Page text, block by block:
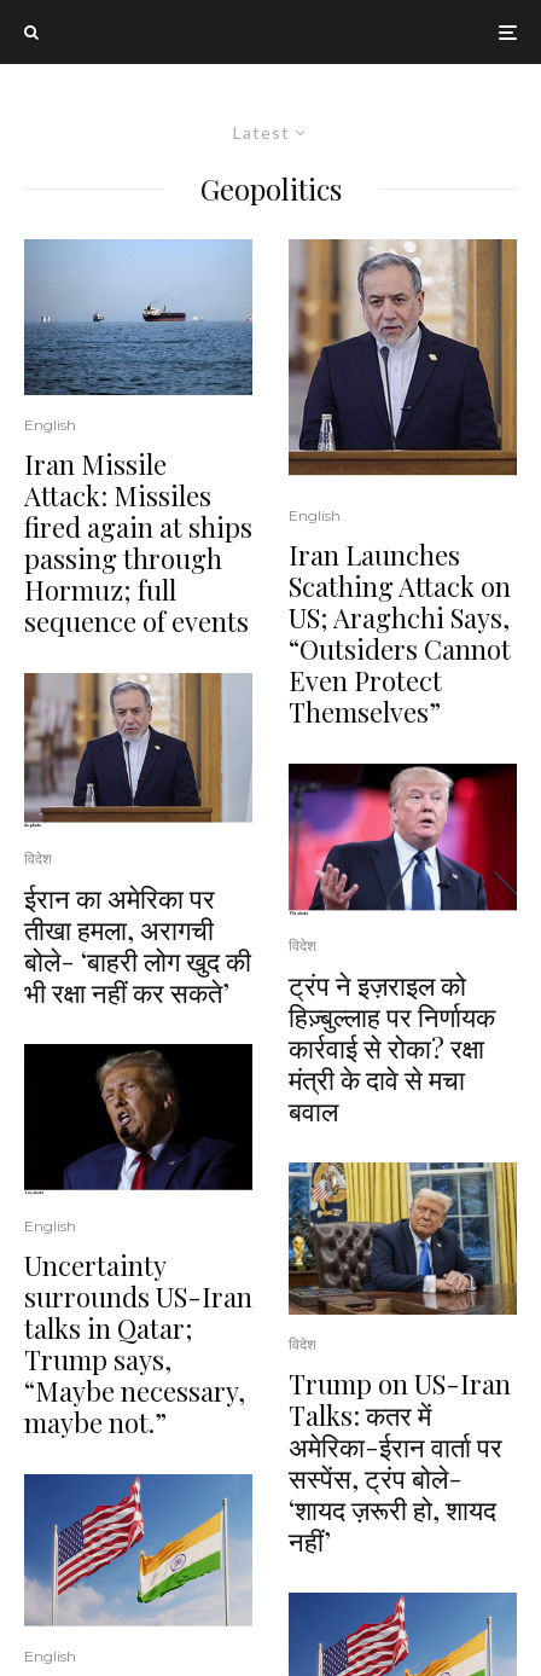
Latest
Geopolitics
English
Iran Missile
Attack: Missiles
fired again at ships
passing through
Hormuz; full
sequence of events
विदेश
ईरान का अमेरिका पर
तीखा हमला, अरागची
बोले- ‘बाहरी लोग खुद की
भी रक्षा नहीं कर सकते’
English
Uncertainty
surrounds US-Iran
talks in Qatar;
Trump says,
“Maybe necessary,
maybe not.”
English
English
Iran Launches
Scathing Attack on
US; Araghchi Says,
“Outsiders Cannot
Even Protect
Themselves”
विदेश
ट्रंप ने इज़राइल को
हिज़्बुल्लाह पर निर्णायक
कार्रवाई से रोका? रक्षा
मंत्री के दावे से मचा
बवाल
विदेश
Trump on US-Iran
Talks: कतर में
अमेरिका-ईरान वार्ता पर
सस्पेंस, ट्रंप बोले-
‘शायद ज़रूरी हो, शायद
नहीं’